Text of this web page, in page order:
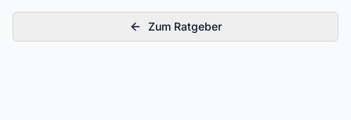
Zum Ratgeber